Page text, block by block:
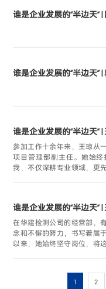
谁是企业发展的“半边天”
参加工作十余年来，王琼从
项目管理部副主任。她始
我，不仅深耕专业领域，更
在华建检测公司的经营部，
念和不懈的努力，书写着属
以来，她始终坚守岗位，将
量发展注入了强大动力，生
峰会上所说的“每一位妇女都
1 2